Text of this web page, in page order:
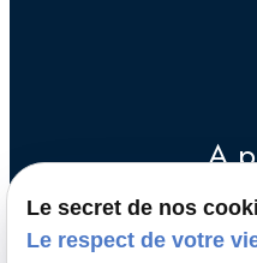
A
A l’issue de ses
Le secret de nos
Le respect de votre